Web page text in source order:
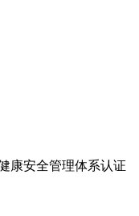
康安全管理体系认证